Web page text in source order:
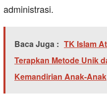
administrasi.
Baca Juga : TK Islam
Terapkan Metode Unik
Kemandirian Anak-Anak